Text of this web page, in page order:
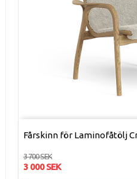
Fårskinn för Laminofåtölj
3 700 SEK
3 000 SEK